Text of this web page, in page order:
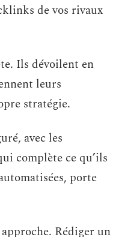
de vos rivaux
Ils dévoilent en
leurs
stratégie.
avec les
complète ce qu’ils
porte
Rédiger un